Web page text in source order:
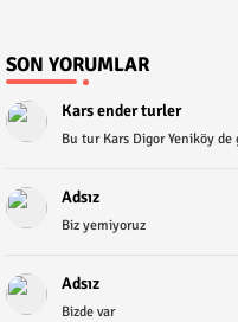
SON YORUMLAR
Kars ender turler
Bu tur Kars Digor Yeniköy de
Adsız
Biz yemiyoruz
Adsız
Bizde var